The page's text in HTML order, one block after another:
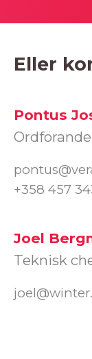
Eller
Pontus
Ordförande
+358 457
Joel
Teknisk